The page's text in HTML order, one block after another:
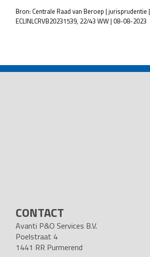
Bron: Centrale Raad van Beroep | jurisprudentie |
ECLINLCRVB20231539, 22/43 WW | 08-08-2023
NAVIGATION
CONTACT
Avanti P&O Services B.V.
Poelstraat 4
1441 RR Purmerend